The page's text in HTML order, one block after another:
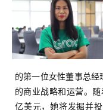
的第一位女性董事总
的商业战略和运营。
亿美元，她将发掘并